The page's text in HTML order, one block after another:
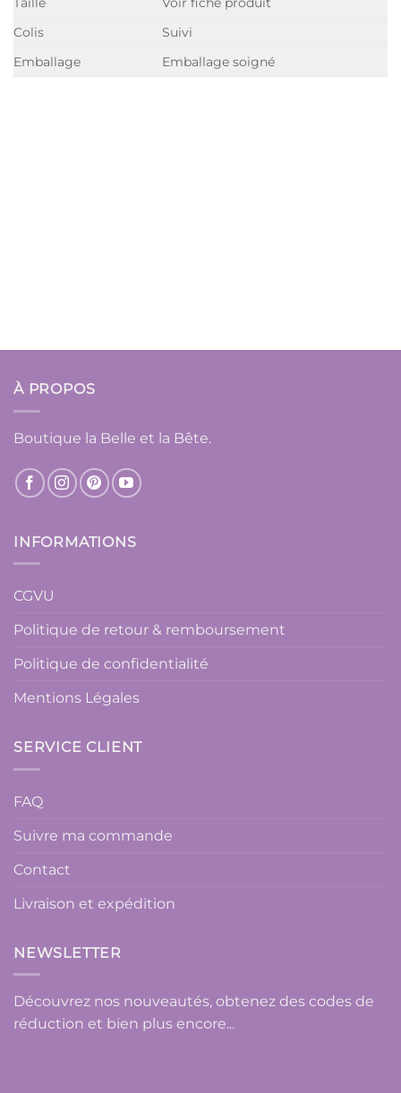
Colis
Suivi
Emballage
Emballage soigné
À PROPOS
Boutique la Belle et la Bête.
INFORMATIONS
CGVU
Politique de retour & remboursement
Politique de confidentialité
Mentions Légales
SERVICE CLIENT
FAQ
Suivre ma commande
Contact
Livraison et expédition
NEWSLETTER
Découvrez nos nouveautés, obtenez des codes de
réduction et bien plus encore...